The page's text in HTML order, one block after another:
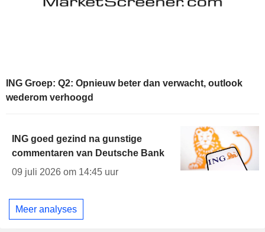
ING Groep: Q2: Opnieuw beter dan verwacht, outlook
wederom verhoogd
ING goed gezind na gunstige
commentaren van Deutsche Bank
09 juli 2026 om 14:45 uur
Meer analyses